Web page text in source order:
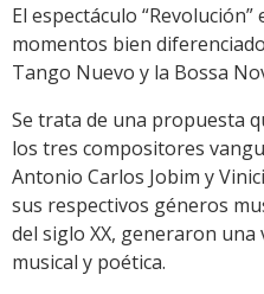
El espectáculo
momentos bien
Tango Nuevo y la Bossa
Se trata de una propuesta
los tres compositores
Antonio Carlos Jobim y
sus respectivos géneros
del siglo XX, generaron
musical y poética.